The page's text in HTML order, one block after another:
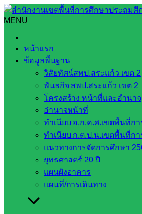
Skip
to
content
MENU
หน้าแรก
ข้อมูลพื้นฐาน
วิสัยทัศน์สพป.สระแก้ว เขต 2
พันธกิจ สพป.สระแก้ว เขต 2
โครงสร้าง หน้าที่และอำนาจ
อำนาจหน้าที่
ทำเนียบ อ.ก.ค.ศ.เขตพื้นที่ก
ทำเนียบ ก.ต.ป.น.เขตพื้นที่ก
แนวทางการจัดการศึกษา
ยุทธศาสตร์ 20 ปี
แผนผังอาคาร
แผนที่/การเดินทาง
Search
ประชุมการติดตามและประเมินผล
นโยบายฯ
ประชุมการติดตามและประ
การขับเคลื่อนนโยบายฯ
สิงหาคม 8, 2022กันยายน 14, 2022
กลุ่มนโยบายและแผน
วันพุธที่ 3 สิงหาคม พ.ศ. 2565
สิทธิ์ ถิตย์สมบูรณ์ ผู้อำนวยการสำนักงาน
ประถมศึกษาสระแก้ว เขต 2 ได้มอบหมา
ผู้อำนวยการสำนักงานเขตพื้นที่การศึกษ